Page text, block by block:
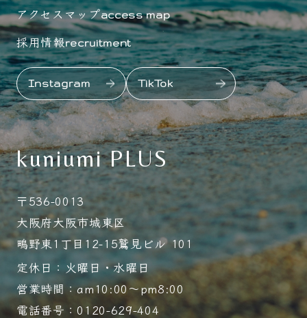
アクセスマップaccess map
採用情報recruitment
Instagram TikTok
kuniumi PLUS
〒536-0013
大阪府大阪市城東区
鴫野東1丁目12-15鷲見ビル 101
定休日：火曜日・水曜日
営業時間：am10:00～pm8:00
電話番号：0120-629-404